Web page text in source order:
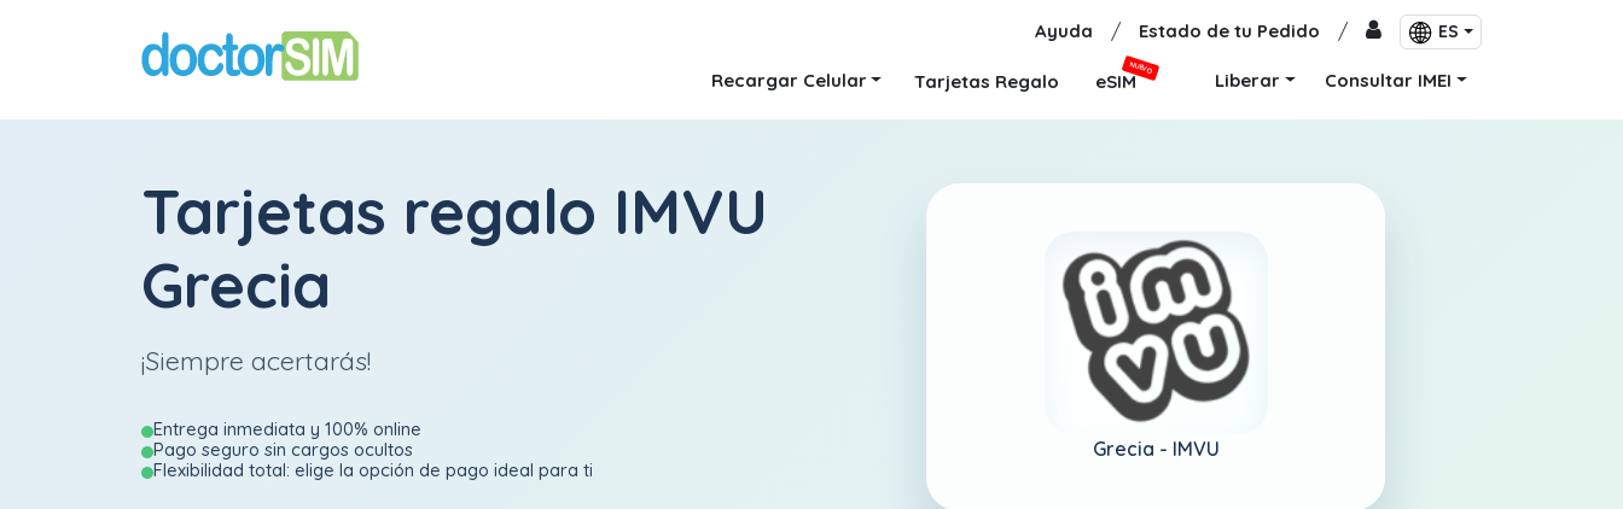
Ayuda / Estado de tu Pedido / ES
Recargar Celular Tarjetas Regalo eSIM
NUEVO
Liberar Consultar IMEI
Tarjetas regalo IMVU
Grecia
¡Siempre acertarás!
Entrega inmediata y 100% online
Pago seguro sin cargos ocultos
Flexibilidad total: elige la opción de pago ideal para ti
Grecia - IMVU